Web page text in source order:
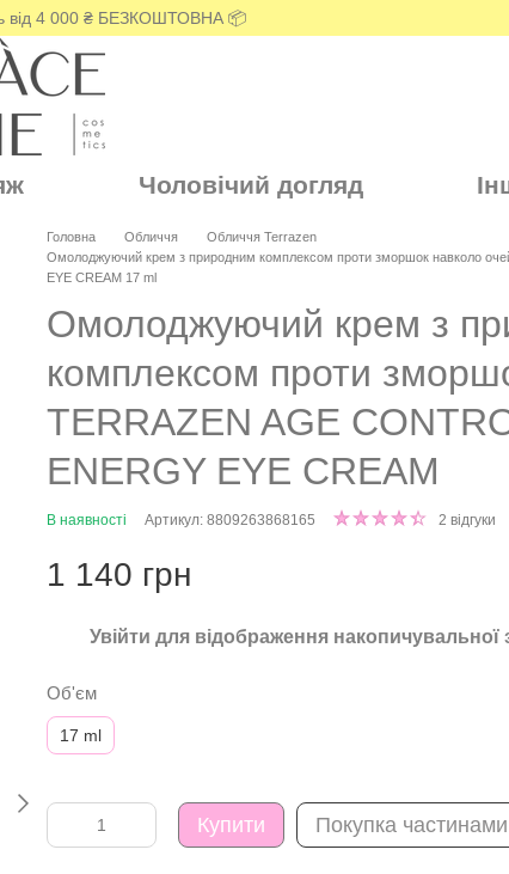
від 4 000 ₴ БЕЗКОШТОВНА 📦
Чоловічий догляд
Головна Обличчя
Обличчя Terrazen
Омолоджуючий крем з природним комплексом проти зморшок навколо
EYE CREAM 17 ml
Омолоджуючий крем з
комплексом проти
TERRAZEN AGE
ENERGY EYE CREAM
В наявності Артикул: 8809263868165 2 відгуки
1 140 грн
Увійти для відображення накопичувальної
Об'єм
17 ml
Купити Покупка частинами